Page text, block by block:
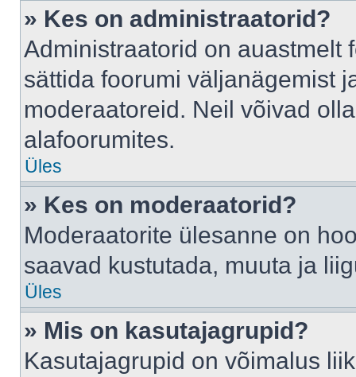
» Kes on administraatorid?
Administraatorid on auastmelt
sättida foorumi väljanägemist
moderaatoreid. Neil võivad
alafoorumites.
Üles
» Kes on moderaatorid?
Moderaatorite ülesanne on
saavad kustutada, muuta ja
Üles
» Mis on kasutajagrupid?
Kasutajagrupid on võimalus